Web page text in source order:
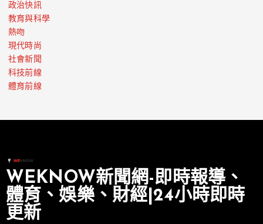
政治快訊
教育與科學
熱吻
現代時尚
社會新聞
科技前線
體育前線
WEKNOW新聞網-即時報導、
體育、娛樂、財經|24小時即時
更新